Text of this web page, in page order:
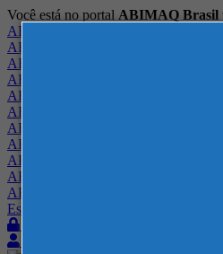
Você está no portal ABIMAQ Brasil
ABIMAQ Brasil
ABIMAQ Minas Gerais
ABIMAQ Norte-Nordeste
ABIMAQ Paraná
ABIMAQ Piracicaba
ABIMAQ Ribeirão Preto
ABIMAQ Rio de Janeiro
ABIMAQ Rio Grande do Sul
ABIMAQ Santa Catarina
ABIMAQ São Paulo
ABIMAQ Vale do Paraíba
Escritório de Relações Governamentais